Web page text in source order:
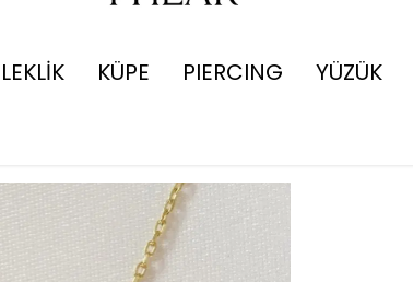
KÜPE PIERCING YÜZÜK